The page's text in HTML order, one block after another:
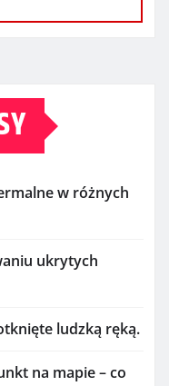
w różnych
ukrytych
ludzką ręką.
na mapie – co